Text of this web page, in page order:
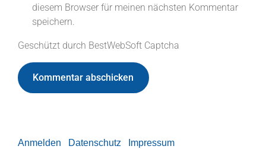
diesem Browser für meinen nächsten Kommentar
speichern.
Geschützt durch BestWebSoft Captcha
Anmelden Datenschutz
Impressum